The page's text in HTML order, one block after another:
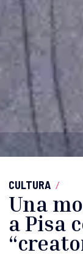
CULTURA /
Una
a Pisa